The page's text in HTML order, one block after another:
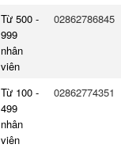
Từ 500 -
999
nhân
viên
02862786845
Từ 100 -
499
nhân
viên
02862774351